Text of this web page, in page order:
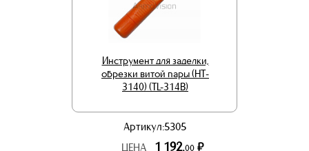
Инструмент для заделки,
обрезки витой пары (HT-
3140) (TL-314B)
Артикул:5305
ЦЕНА
1 192.00 р.